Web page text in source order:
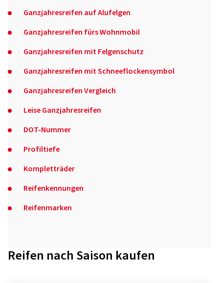
Ganzjahresreifen auf Alufelgen
Ganzjahresreifen fürs Wohnmobil
Ganzjahresreifen mit Felgenschutz
Ganzjahresreifen mit Schneeflockensymbol
Ganzjahresreifen Vergleich
Leise Ganzjahresreifen
DOT-Nummer
Profiltiefe
Kompletträder
Reifenkennungen
Reifenmarken
Reifen nach Saison kaufen